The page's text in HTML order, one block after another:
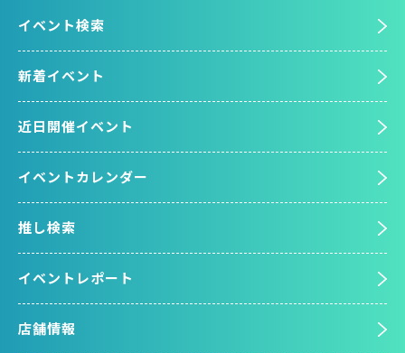
イベント検索
新着イベント
近日開催イベント
イベントカレンダー
推し検索
イベントレポート
店舗情報